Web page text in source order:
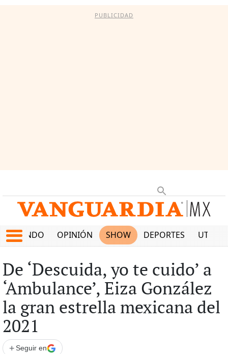
PUBLICIDAD
MUNDO OPINIÓN SHOW DEPORTES
De ‘Descuida, yo te cuido’ a
‘Ambulance’, Eiza González
la gran estrella mexicana del
2021
+ Seguir en